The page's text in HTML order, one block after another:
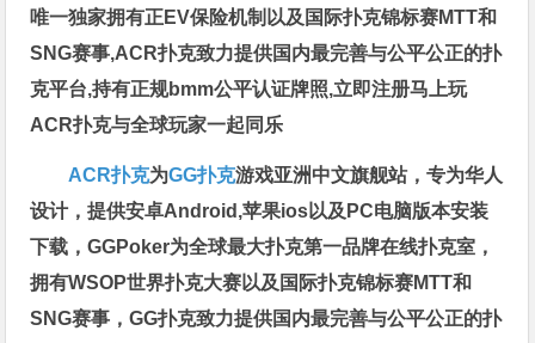
唯一独家拥有正EV保险机制以及国际扑克锦标赛MTT和
SNG赛事,ACR扑克致力提供国内最完善与公平公正的扑
克平台,持有正规bmm公平认证牌照,立即注册马上玩
ACR扑克与全球玩家一起同乐
ACR扑克为GG扑克游戏亚洲中文旗舰站，专为华人
设计，提供安卓Android,苹果ios以及PC电脑版本安装
下载，GGPoker为全球最大扑克第一品牌在线扑克室，
拥有WSOP世界扑克大赛以及国际扑克锦标赛MTT和
SNG赛事，GG扑克致力提供国内最完善与公平公正的扑